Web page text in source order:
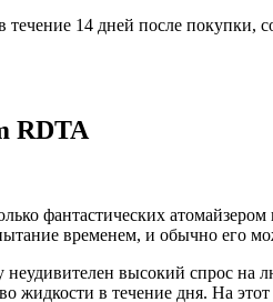
течение 14 дней после
RDTA
фантастических атомайзером
временем, и обычно его
высокий спрос на
жидкости в течение дня. На